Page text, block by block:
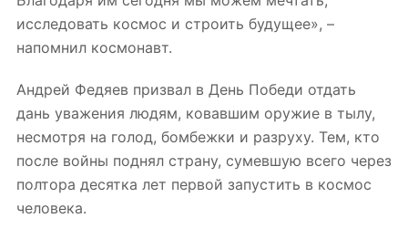
исследовать космос и строить будущее», –
напомнил космонавт.
Андрей Федяев призвал в День Победи отдать
дань уважения людям, ковавшим оружие в тылу,
несмотря на голод, бомбежки и разруху. Тем, кто
после войны поднял страну, сумевшую всего через
полтора десятка лет первой запустить в космос
человека.